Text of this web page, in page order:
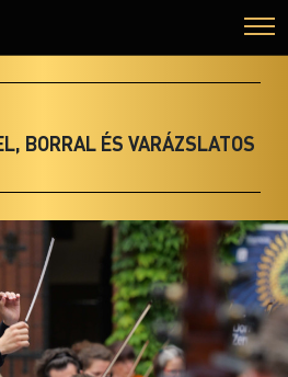
BORRAL ÉS VARÁZSLATOS